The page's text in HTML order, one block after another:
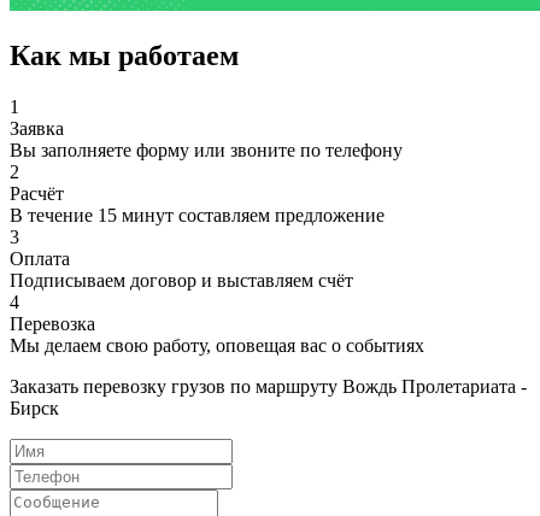
Как мы работаем
1
Заявка
Вы заполняете форму или звоните по телефону
2
Расчёт
В течение 15 минут составляем предложение
3
Оплата
Подписываем договор и выставляем счёт
4
Перевозка
Мы делаем свою работу, оповещая вас о событиях
Заказать перевозку грузов по маршруту Вождь Пролетариата -
Бирск